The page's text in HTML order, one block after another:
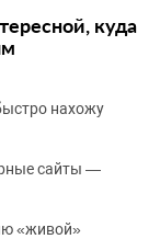
куда
нахожу
сайты —
«живой»